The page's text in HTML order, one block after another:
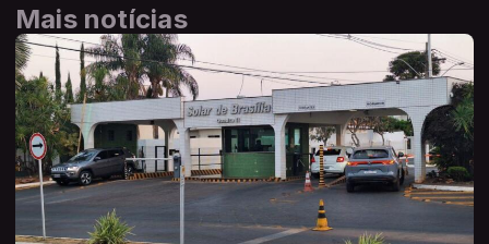
Mais notícias